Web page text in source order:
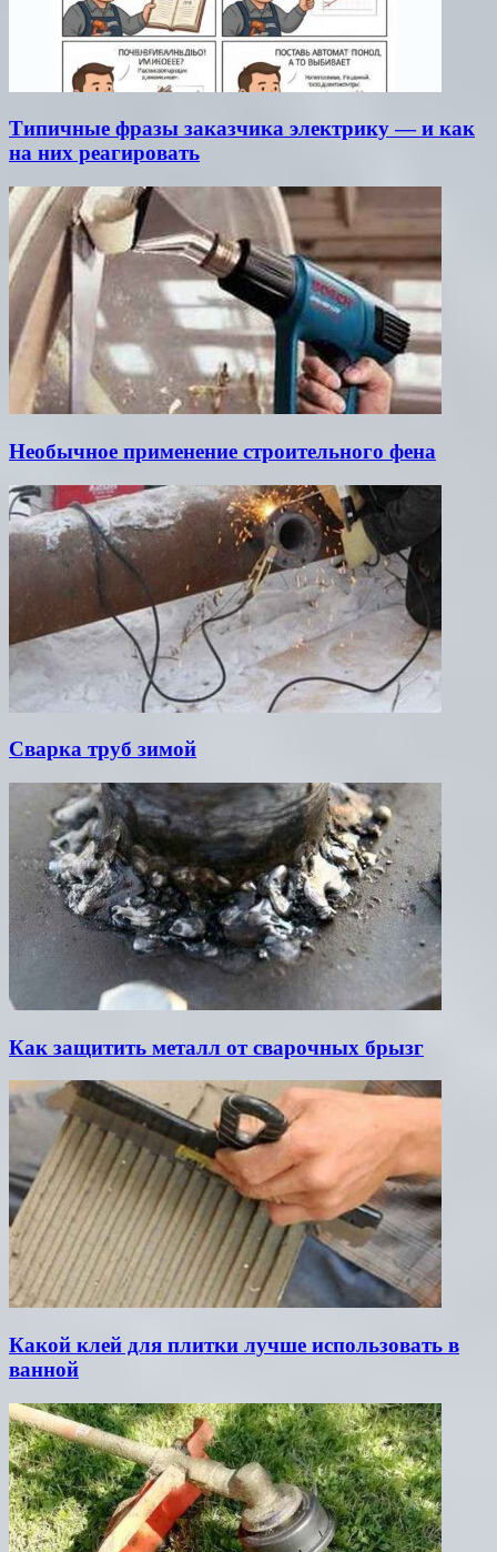
Типичные фразы заказчика электрику — и как
на них реагировать
Необычное применение строительного фена
Сварка труб зимой
Как защитить металл от сварочных брызг
Какой клей для плитки лучше использовать в
ванной